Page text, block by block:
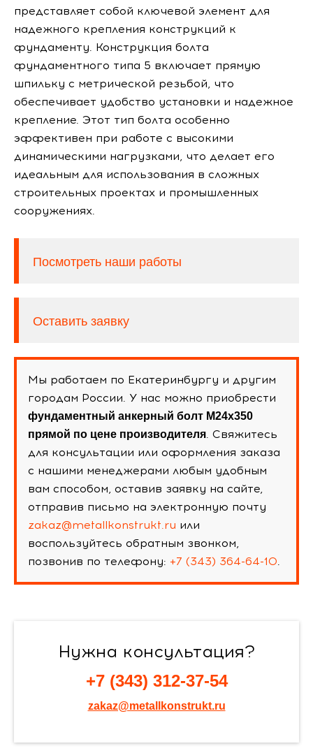
представляет собой ключевой элемент для
надежного крепления конструкций к
фундаменту. Конструкция болта
фундаментного типа 5 включает прямую
шпильку с метрической резьбой, что
обеспечивает удобство установки и надежное
крепление. Этот тип болта особенно
эффективен при работе с высокими
динамическими нагрузками, что делает его
идеальным для использования в сложных
строительных проектах и промышленных
сооружениях.
Посмотреть наши работы
Оставить заявку
Мы работаем по Екатеринбургу и другим
городам России. У нас можно приобрести
фундаментный анкерный болт М24х350
прямой по цене производителя. Свяжитесь
для консультации или оформления заказа
с нашими менеджерами любым удобным
вам способом, оставив заявку на сайте,
отправив письмо на электронную почту
zakaz@metallkonstrukt.ru или
воспользуйтесь обратным звонком,
позвонив по телефону: +7 (343) 364-64-10.
Нужна консультация?
+7 (343) 312-37-54
zakaz@metallkonstrukt.ru